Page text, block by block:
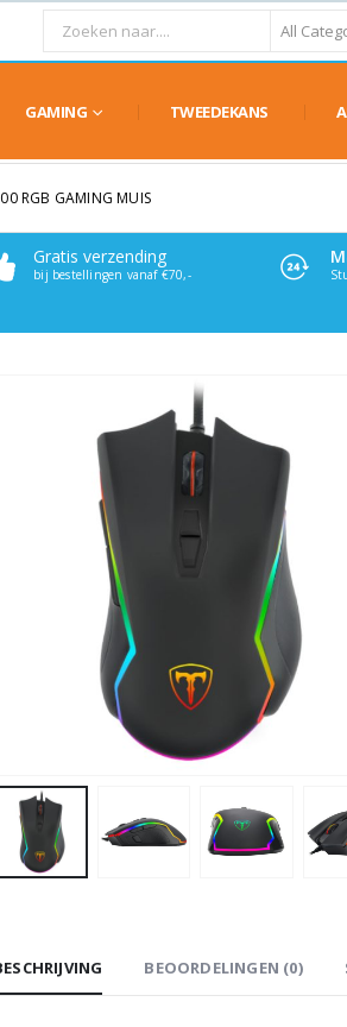
All
GAMING TWEEDEKANS
RGB GAMING MUIS
Gratis verzending
bij bestellingen vanaf €70,-
BEOORDELINGEN (0)